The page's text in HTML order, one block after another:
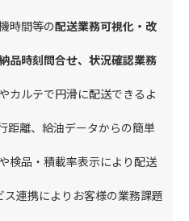
時間等の配送業務可視化・改
品時刻問合せ、状況確認業務
カルテで円滑に配送できるよ
距離、給油データからの簡単
検品・積載率表示により配送
ス連携によりお客様の業務課題